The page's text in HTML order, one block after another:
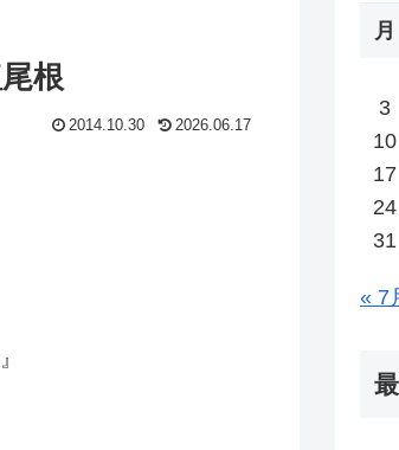
根
2014.10.30 2026.06.17
月
3
10
17
24
31
« 7